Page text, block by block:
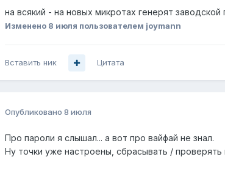
на всякий - на новых микротах генерят
Изменено 8 июля пользователем joymann
Вставить ник Цитата
Опубликовано 8 июля
Про пароли я слышал... а вот про вайфай не знал.
Ну точки уже настроены, сбрасывать / проверять